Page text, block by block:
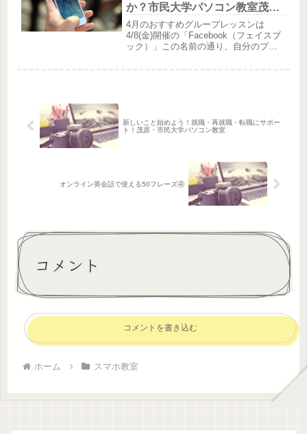
か？市民大学パソコン教室茂原
校のスマホ教室グループレッス
ン開催中！
4月のおすすめグループレッスンは
4/8(金)開催の「Facebook（フェイスブ
ック）」この名前の通り、自分のプロ
新しいこと始めよう！就職・再就職・転職にサポー
ト！茂原・市民大学パソコン教室
オンライン英会話で使える50フレーズ④
コメント
コメントを書き込む
ホーム スマホ教室